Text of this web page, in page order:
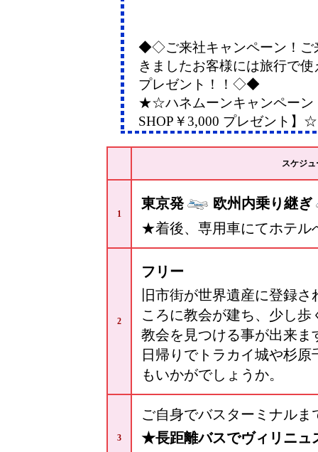
◆◇ご来社キャンペーン！ご
きましたお客様には旅行で
プレゼント！！◇◆
★☆ハネムーンキャンペーン
SHOP￥3,000 プレゼント】
スケジュ
1
東京発
欧州内乗り継ぎ
★着後、専用車にてホテル
2
フリー
旧市街が世界遺産に登録
ころに教会が建ち、少し
教会を見つける事が出来ま
日帰りでトラカイ城や杉
もいかがでしょうか。
3
ご自身でバスターミナルま
★長距離バスでヴィリニュ